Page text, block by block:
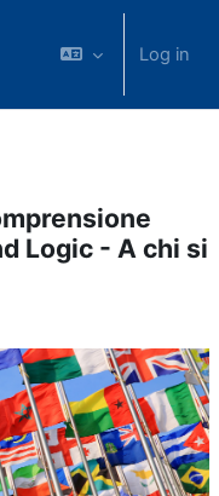
Log in
Logic - A chi si